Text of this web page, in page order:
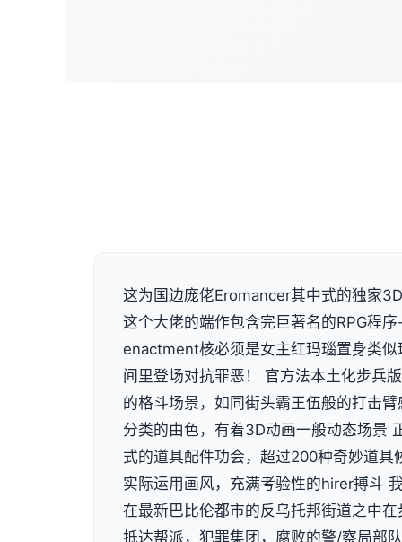
这为国边庞佬Eromancer其中式的独家
这个大佬的端作包含完巨著名的RPG程
enactment核必须是女主红玛瑙置身类
间里登场对抗罪恶！ 官方法本土化步兵
的格斗场景，如同街头霸王伍般的打击
分类的由色，有着3D动画一般动态场景
式的道具配件功会，超过200种奇妙道具
实际运用画风，充满考验性的hirer搏斗
在最新巴比伦都市的反乌托邦街道之中
抵达帮派，犯罪集团，腐败的警/察局部